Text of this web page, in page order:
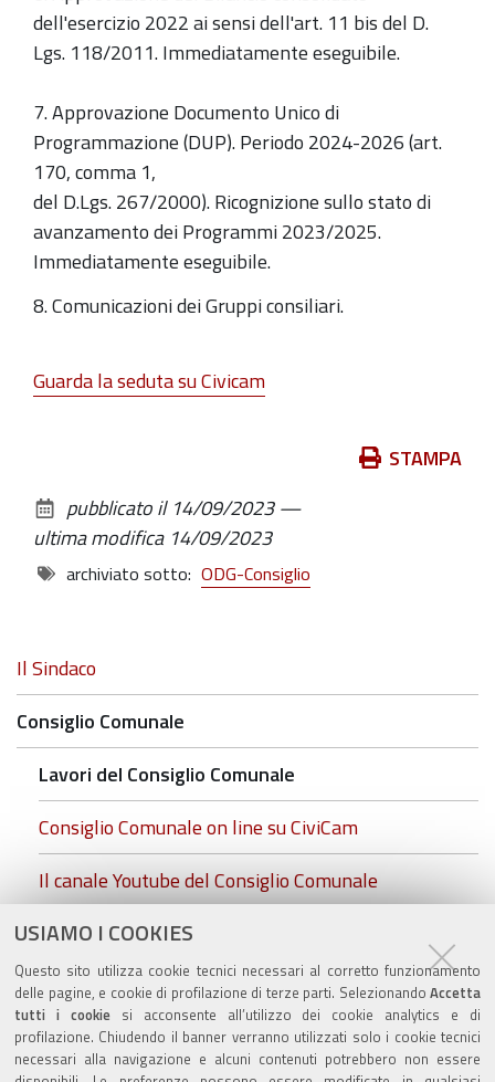
USIAMO I COOKIES
Questo sito utilizza cookie tecnici necessari al corretto funzionamento
delle pagine, e cookie di profilazione di terze parti. Selezionando Accetta
tutti i cookiesi acconsente all’utilizzo dei cookie analytics e di
profilazione. Chiudendo il banner verranno utilizzati solo i cookie tecnici
necessari alla navigazione e alcuni contenuti potrebbero non essere
dell'esercizio 2022 ai sensi dell'art. 11 bis del D.
Lgs. 118/2011. Immediatamente eseguibile.
7. Approvazione Documento Unico di
Programmazione (DUP). Periodo 2024-2026 (art.
170, comma 1,
del D.Lgs. 267/2000). Ricognizione sullo stato di
avanzamento dei Programmi 2023/2025.
Immediatamente eseguibile.
8. Comunicazioni dei Gruppi consiliari.
Guarda la seduta su Civicam
documento
STAMPA
pubblicato il 14/09/2023—
ultima modifica 14/09/2023
archiviato sotto: ODG-Consiglio
Navigazione
Il Sindaco
Consiglio Comunale
Lavori del Consiglio Comunale
Consiglio Comunale on line su CiviCam
Il canale Youtube del Consiglio Comunale
cc.foto insediamento.rgb.jpg
Commissioni Consiliari